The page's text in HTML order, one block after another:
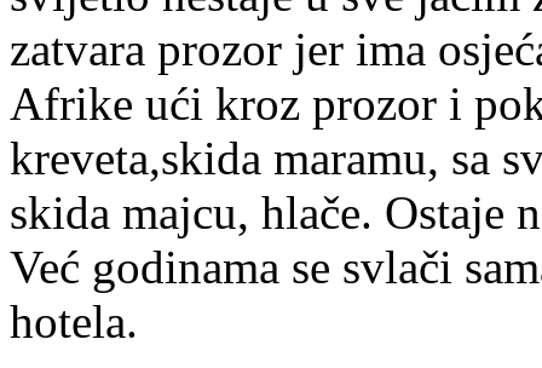
zatvara prozor jer ima
Afrike ući kroz prozor i
kreveta,skida maramu, sa
skida majcu, hlače. Ostaje
Već godinama se svlači
hotela.